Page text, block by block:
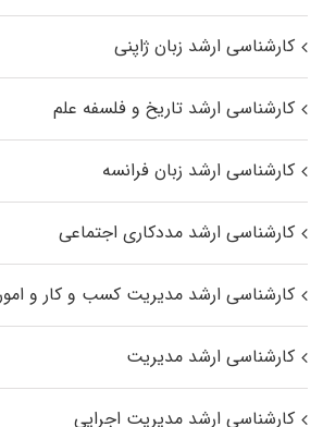
کارشناسی ارشد زبان ژاپنی
کارشناسی ارشد تاریخ و فلسفه علم
کارشناسی ارشد زبان فرانسه
کارشناسی ارشد مددکاری اجتماعی
کارشناسی ارشد مدیریت کسب و کار و
کارشناسی ارشد مدیریت
کارشناسی ارشد مدیریت اجرایی